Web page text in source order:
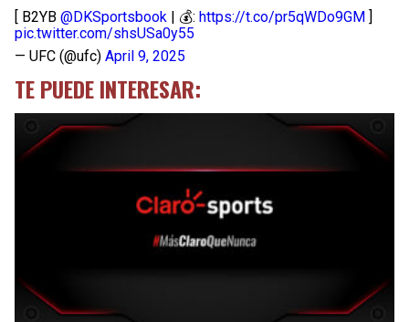
[ B2YB @DKSportsbook | 💰: https://t.co/pr5qWDo9GM ]
pic.twitter.com/shsUSa0y55
— UFC (@ufc) April 9, 2025
TE PUEDE INTERESAR: